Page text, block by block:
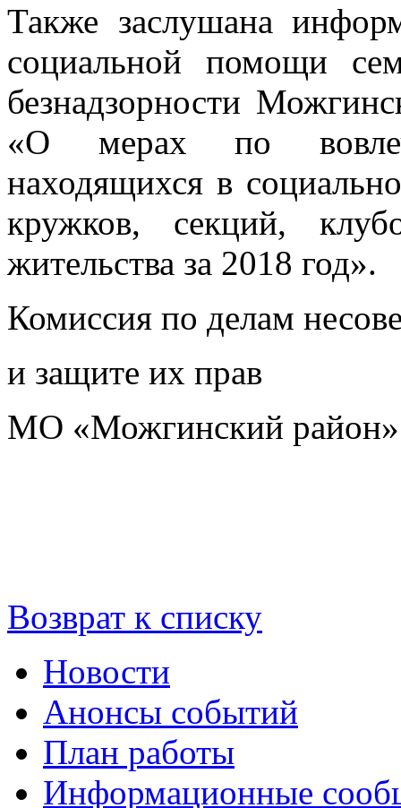
Также заслушана
социальной помощи
безнадзорности
«О мерах по
находящихся в
кружков, секций,
жительства за 2018 год».
Комиссия по делам
и защите их прав
МО «Можгинский район»
Возврат к списку
Новости
Анонсы событий
План работы
Информационные